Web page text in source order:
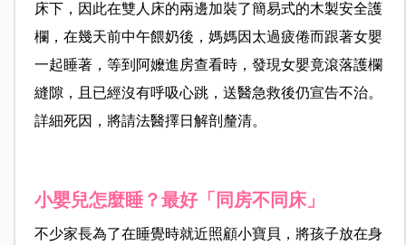
床下，因此在雙人床的兩邊加裝了簡易式的木製安全護
欄，在幾天前中午餵奶後，媽媽因太過疲倦而跟著女嬰
一起睡著，等到阿嬤進房查看時，發現女嬰竟滾落護欄
縫隙，且已經沒有呼吸心跳，送醫急救後仍宣告不治。
詳細死因，將請法醫擇日解剖釐清。
小嬰兒怎麼睡？最好「同房不同床」
不少家長為了在睡覺時就近照顧小寶貝，將孩子放在身